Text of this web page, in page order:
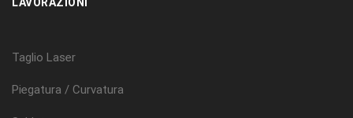
Taglio Laser
Piegatura / Curvatura